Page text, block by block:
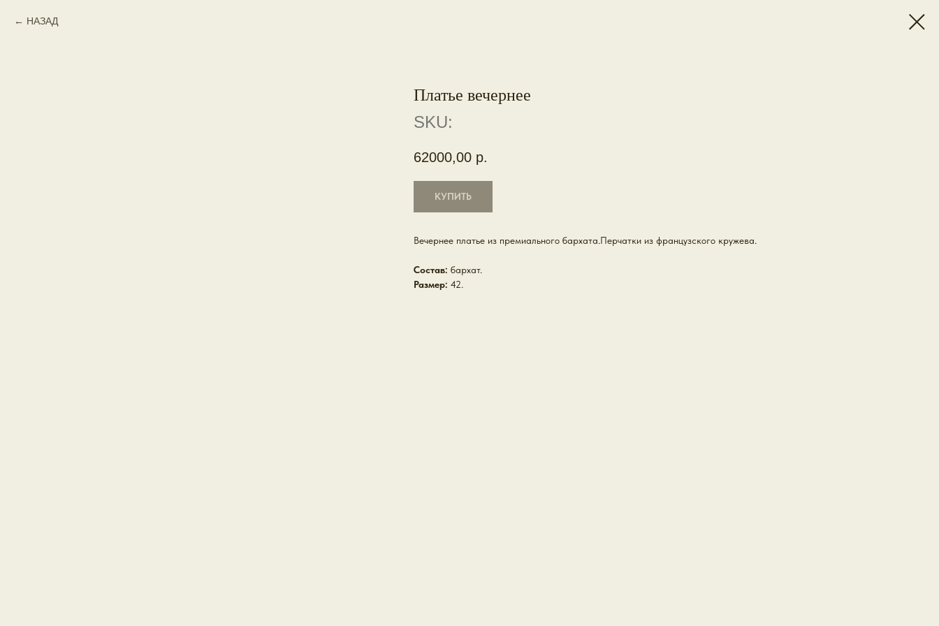
НАЗАД
Платье вечернее
SKU:
62000,00 р.
КУПИТЬ
Вечернее платье из премиального бархата.Перчатки из французского кружева.
Состав: бархат.
Размер: 42.